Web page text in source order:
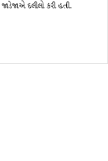
દલીલો કરી હતી.